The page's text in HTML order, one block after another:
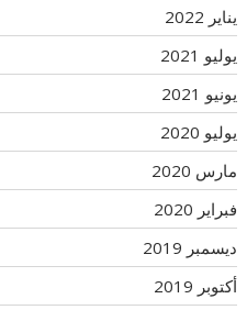
يناير 2022
يوليو 2021
يونيو 2021
يوليو 2020
مارس 2020
فبراير 2020
ديسمبر 2019
أكتوبر 2019